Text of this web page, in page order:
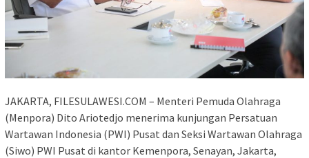
JAKARTA, FILESULAWESI.COM – Menteri Pemuda Olahraga
(Menpora) Dito Ariotedjo menerima kunjungan Persatuan
Wartawan Indonesia (PWI) Pusat dan Seksi Wartawan Olahraga
(Siwo) PWI Pusat di kantor Kemenpora, Senayan, Jakarta,